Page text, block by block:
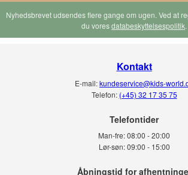
Nyhedsbrevet udsendes flere gange om ugen. Ved at
du voresdatabeskyttelsespolitik.
Kontakt
E-mail:kundeservice@kids-
Telefon: (+45) 32 17 35 75
Telefontider
Man-fre:08:00 - 20:00
Lør-søn: 09:00 - 15:00